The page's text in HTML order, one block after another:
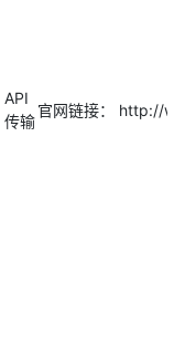
API
传输
官网链接： http://